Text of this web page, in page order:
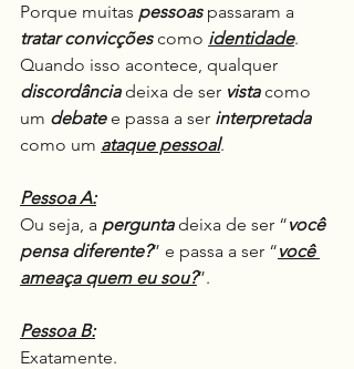
Porque muitas pessoas passaram a
tratar convicções como identidade.
Quando isso acontece, qualquer
discordância deixa de ser vista como
um debate e passa a ser interpretada
como um ataque pessoal.
Pessoa A:
Ou seja, a pergunta deixa de ser “você
pensa diferente?” e passa a ser “você
ameaça quem eu sou?”.
Pessoa B:
Exatamente.